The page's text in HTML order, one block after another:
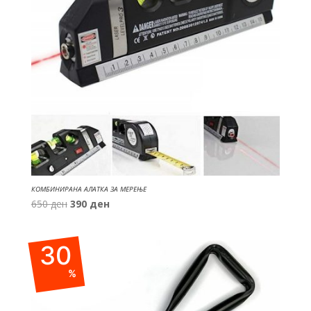
КОМБИНИРАНА АЛАТКА ЗА МЕРЕЊЕ
650ден Original
was:
650 ден.
390 денCurrent
30
%